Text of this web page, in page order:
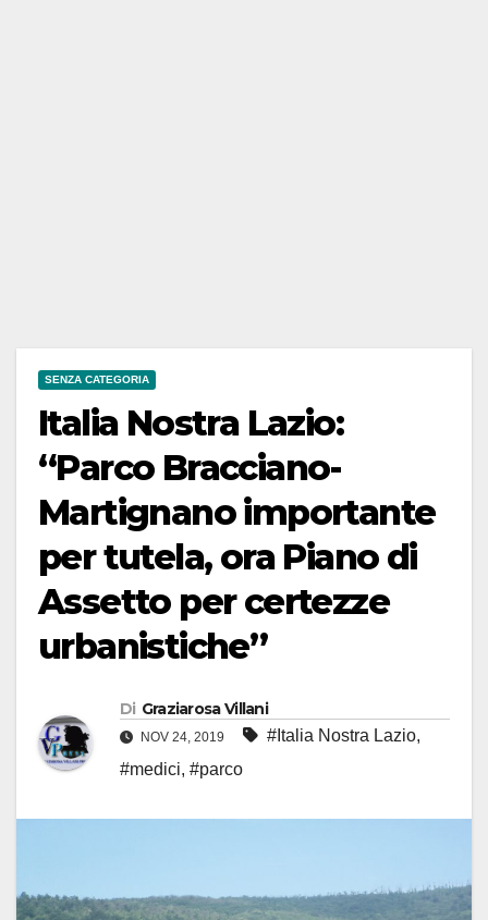
SENZA CATEGORIA
Italia Nostra Lazio:
“Parco Bracciano-
Martignano importante
per tutela, ora Piano di
Assetto per certezze
urbanistiche”
Di Graziarosa Villani
NOV 24, 2019 #Italia Nostra Lazio,
#medici, #parco